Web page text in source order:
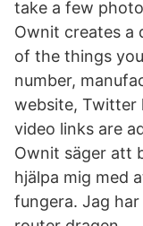
take a few
Ownit creates a
of the things
number,
website, Twitter
video links are
Ownit säger att
hjälpa mig med
fungera. Jag